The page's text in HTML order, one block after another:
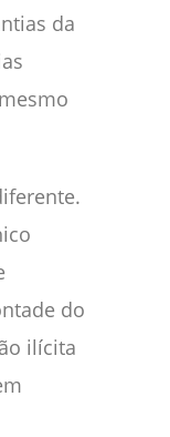
da
do
ilícita